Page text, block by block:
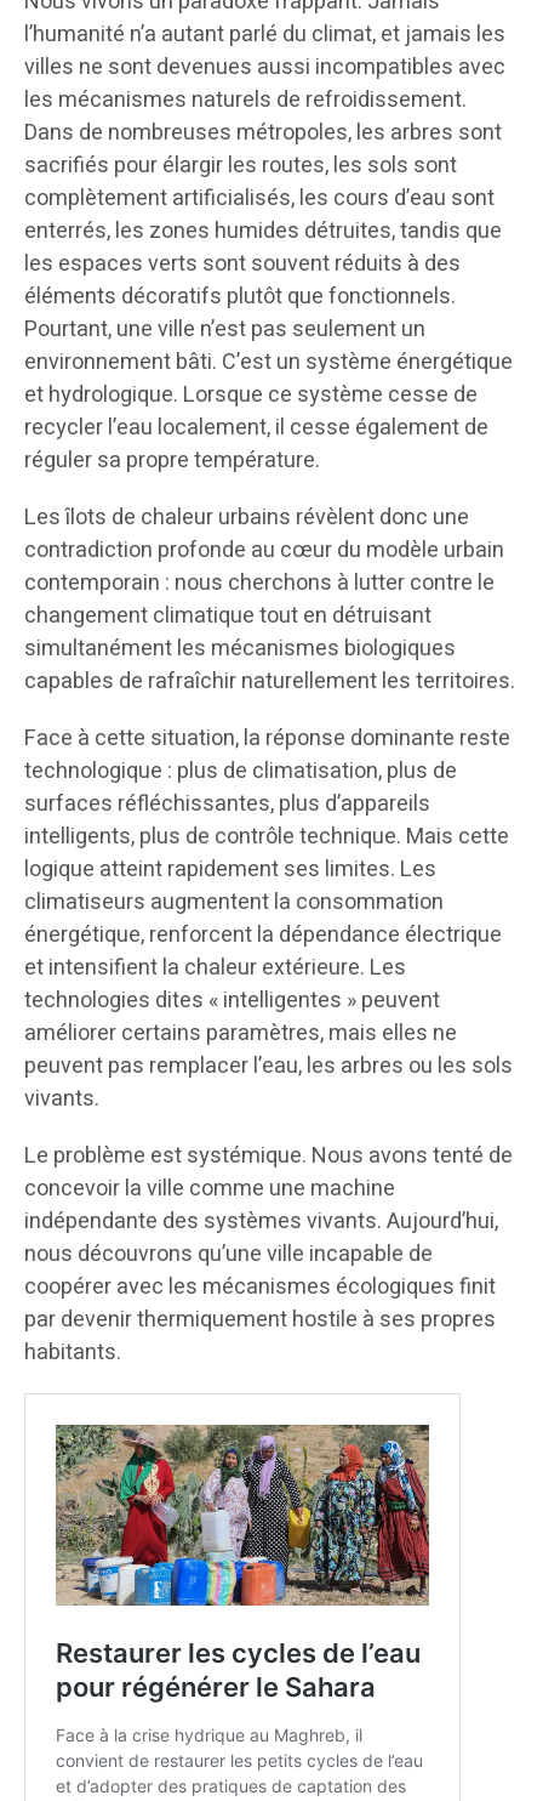
l’humanité n’a autant parlé du climat, et jamais les
villes ne sont devenues aussi incompatibles avec
les mécanismes naturels de refroidissement.
Dans de nombreuses métropoles, les arbres sont
sacrifiés pour élargir les routes, les sols sont
complètement artificialisés, les cours d’eau sont
enterrés, les zones humides détruites, tandis que
les espaces verts sont souvent réduits à des
éléments décoratifs plutôt que fonctionnels.
Pourtant, une ville n’est pas seulement un
environnement bâti. C’est un système énergétique
et hydrologique. Lorsque ce système cesse de
recycler l’eau localement, il cesse également de
réguler sa propre température.
Les îlots de chaleur urbains révèlent donc une
contradiction profonde au cœur du modèle urbain
contemporain : nous cherchons à lutter contre le
changement climatique tout en détruisant
simultanément les mécanismes biologiques
capables de rafraîchir naturellement les territoires.
Face à cette situation, la réponse dominante reste
technologique : plus de climatisation, plus de
surfaces réfléchissantes, plus d’appareils
intelligents, plus de contrôle technique. Mais cette
logique atteint rapidement ses limites. Les
climatiseurs augmentent la consommation
énergétique, renforcent la dépendance électrique
et intensifient la chaleur extérieure. Les
technologies dites « intelligentes » peuvent
améliorer certains paramètres, mais elles ne
peuvent pas remplacer l’eau, les arbres ou les sols
vivants.
Le problème est systémique. Nous avons tenté de
concevoir la ville comme une machine
indépendante des systèmes vivants. Aujourd’hui,
nous découvrons qu’une ville incapable de
coopérer avec les mécanismes écologiques finit
par devenir thermiquement hostile à ses propres
habitants.